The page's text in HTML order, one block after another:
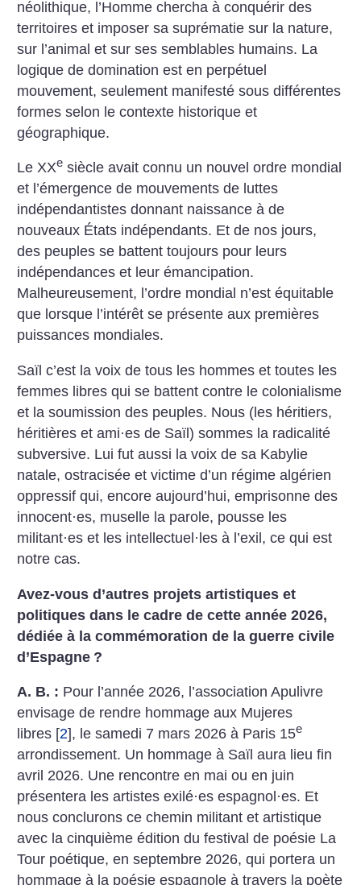
néolithique, l’Homme chercha à conquérir des
territoires et imposer sa suprématie sur la nature,
sur l’animal et sur ses semblables humains. La
logique de domination est en perpétuel
mouvement, seulement manifesté sous différentes
formes selon le contexte historique et
géographique.
Le XXe siècle avait connu un nouvel ordre mondial
et l’émergence de mouvements de luttes
indépendantistes donnant naissance à de
nouveaux États indépendants. Et de nos jours,
des peuples se battent toujours pour leurs
indépendances et leur émancipation.
Malheureusement, l’ordre mondial n’est équitable
que lorsque l’intérêt se présente aux premières
puissances mondiales.
Saïl c’est la voix de tous les hommes et toutes les
femmes libres qui se battent contre le colonialisme
et la soumission des peuples. Nous (les héritiers,
héritières et ami·es de Saïl) sommes la radicalité
subversive. Lui fut ­aussi la voix de sa Kabylie
natale, ostracisée et victime d’un régime algérien
oppressif qui, encore aujourd’hui, emprisonne des
innocent·es, muselle la parole, pousse les
militant·es et les intellectuel·les à l’exil, ce qui est
notre cas.
Avez-vous d’autres projets artistiques et
politiques dans le cadre de cette année 2026,
dédiée à la commémoration de la guerre civile
d’Espagne ?
A. B. : Pour l’année 2026, l’association Apulivre
envisage de rendre hommage aux Mujeres
libres [2], le samedi 7 mars 2026 à Paris 15e
arrondissement. Un hommage à Saïl aura lieu fin
avril 2026. Une rencontre en mai ou en juin
présentera les artistes exilé·es espagnol ·es. Et
nous conclurons ce chemin militant et artistique
avec la cinquième édition du festival de poésie La
Tour poétique, en septembre 2026, qui portera un
hommage à la poésie espagnole à travers la poète